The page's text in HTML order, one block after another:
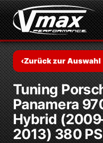
Zum
Inhalt
springen
‹Zurück zur Auswahl
Tuning
Panamera
Hybrid
2013) 380 PS